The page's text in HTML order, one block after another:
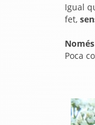
Igual
fet,
Poca